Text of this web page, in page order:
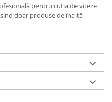
pentru cutia de viteze
doar produse de înaltă